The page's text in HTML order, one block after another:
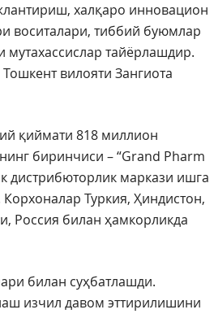
халқаро инновацион
воситалари, тиббий буюмлар
тайёрлашдир.
вилояти Зангиота
қиймати 818 миллион
биринчиси – “Grand Pharm
дистрибюторлик маркази ишга
Туркия, Ҳиндистон,
Россия билан ҳамкорликда
билан суҳбатлашди.
изчил давом эттирилишини